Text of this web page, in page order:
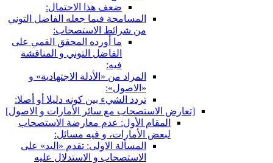
ضعف هذا الاحتمال:
المسامحة فيما جعله الفاضل التوني
من شرائط الاستصحاب:
ما أورده المحقق القمي على
الفاضل التوني و المناقشة
فيه:
المراد من «الأدلة الاجتهادية» و
«الاصول»:
تردد الشي‏ء بين كونه دليلا أو أصلا:
[تعارض الاستصحاب مع سائر الأمارات و الاصول‏]
المقام الأول: عدم معارضة الاستصحاب
لبعض الأمارات، و فيه مسائل:
المسألة الاولى: تقدم «اليد» على
الاستصحاب و الاستدلال عليه